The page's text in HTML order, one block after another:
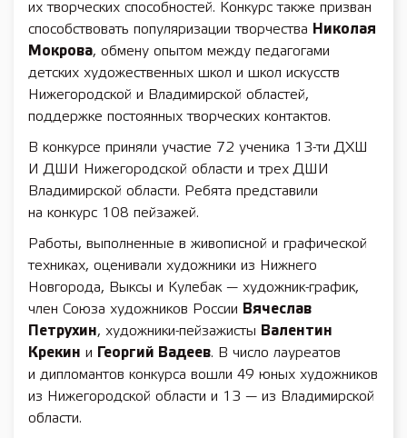
их творческих способностей. Конкурс также призван
способствовать популяризации творчества Николая
Мокрова, обмену опытом между педагогами
детских художественных школ и школ искусств
Нижегородской и Владимирской областей,
поддержке постоянных творческих контактов.
В конкурсе приняли участие 72 ученика 13-ти ДХШ
И ДШИ Нижегородской области и трех ДШИ
Владимирской области. Ребята представили
на конкурс 108 пейзажей.
Работы, выполненные в живописной и графической
техниках, оценивали художники из Нижнего
Новгорода, Выксы и Кулебак — художник-график,
член Союза художников России Вячеслав
Петрухин, художники-пейзажисты Валентин
Крекин и Георгий Вадеев. В число лауреатов
и дипломантов конкурса вошли 49 юных художников
из Нижегородской области и 13 — из Владимирской
области.